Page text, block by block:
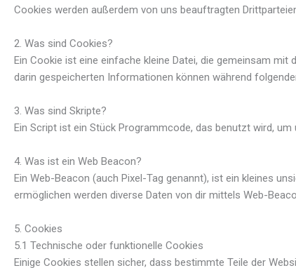
Cookies werden außerdem von uns beauftragten
2. Was sind Cookies?
Ein Cookie ist eine einfache kleine Datei, die gemeinsam
darin gespeicherten Informationen können während
3. Was sind Skripte?
Ein Script ist ein Stück Programmcode, das benutzt wird,
4. Was ist ein Web Beacon?
Ein Web-Beacon (auch Pixel-Tag genannt), ist ein kleines
ermöglichen werden diverse Daten von dir mittels Web-
5. Cookies
5.1 Technische oder funktionelle Cookies
Einige Cookies stellen sicher, dass bestimmte Teile der